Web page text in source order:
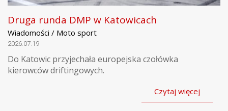
Druga runda DMP w Katowicach
Wiadomości / Moto sport
2026.07.19
Do Katowic przyjechała europejska czołówka
kierowców driftingowych.
Czytaj więcej